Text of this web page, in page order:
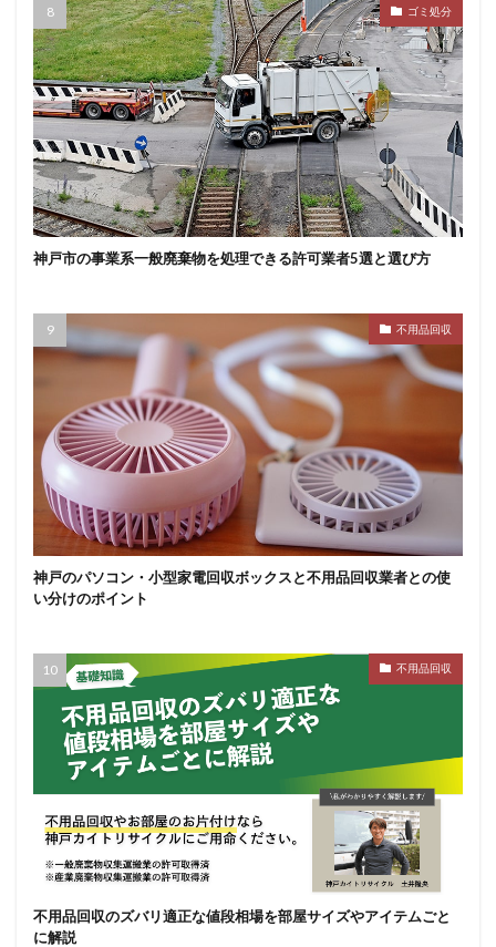
ゴミ処分
神戸市の事業系一般廃棄物を処理できる許可業者5選と選び方
不用品回収
神戸のパソコン・小型家電回収ボックスと不用品回収業者との使
い分けのポイント
不用品回収
不用品回収のズバリ適正な値段相場を部屋サイズやアイテムごと
に解説